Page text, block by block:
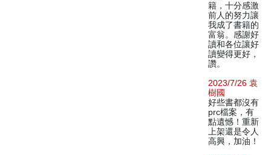
籍，十分感激
前人的努力讓
我成了書籍的
富翁。感謝好
讀和各位讓好
讀變得更好，
讚。
2023/7/26 袁
樹國
好些書都沒有
prc檔案，有
點遺憾！重新
上架還是令人
高興，加油！